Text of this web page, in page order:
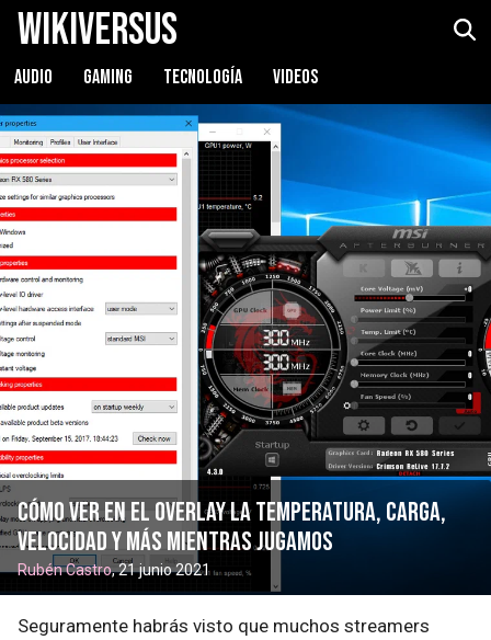
WikiVersus
AUDIO GAMING TECNOLOGÍA VIDEOS
Cómo ver en el overlay la temperatura, carga,
velocidad y más mientras jugamos
Rubén Castro, 21 junio 2021
Seguramente habrás visto que muchos streamers